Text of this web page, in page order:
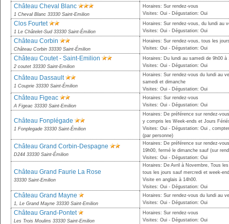
Château Cheval Blanc
1 Cheval Blanc 33330 Saint-Emilion
Horaires: Sur rendez-vous
Visites: Oui - Dégustation: Oui
Clos Fourtet
1 Le Châtelet-Sud 33330 Saint-Émilion
Horaires: Sur rendez-vous, du lundi au
Visites: Oui - Dégustation: Oui
Château Corbin
Château Corbin 33330 Saint-Émilion
Horaires: Sur rendez-vous, tous les
Visites: Oui - Dégustation: Oui
Château Coutet - Saint-Emilion
2 coutet 33330 Saint-Emilion
Horaires: Du lundi au samedi de 9h00 à
Visites: Oui - Dégustation: Oui
Château Dassault
1 Couprie 33330 Saint-Émilion
Horaires: Sur rendez-vous du lundi au
samedi et dimanche
Visites: Oui - Dégustation: Oui
Château Figeac
A Figeac 33330 Saint-Emilion
Horaires: Sur rendez-vous
Visites: Oui - Dégustation: Oui
Château Fonplégade
1 Fonplegade 33330 Saint-Émilion
Horaires: De préférence sur rendez-
y compris les Week-ends et Jours
Visites: Oui - Dégustation: Oui ,
(par personne)
Château Grand Corbin-Despagne
D244 33330 Saint-Émilion
Horaires: De préférence sur rendez-
19h00, fermé le dimanche sauf (sur
Visites: Oui - Dégustation: Oui
Château Grand Faurie La Rose
33330 Saint-Emilion
Horaires: De Avril à Novembre, Tous
tous les jours sauf mercredi et week-
Visite en anglais à 14h00.
Visites: Oui - Dégustation: Oui
Château Grand Mayne
1, Le Grand Mayne 33330 Saint-Emilion
Horaires: Sur rendez-vous du lundi au
Visites: Oui - Dégustation: Oui
Château Grand-Pontet
Les Trois Moulins 33330 Saint-Emilion
Horaires: Sur rendez-vous
Visites: Oui - Dégustation: Oui